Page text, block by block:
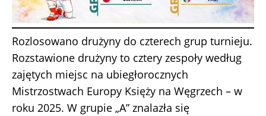
Rozlosowano drużyny do czterech grup turnieju.
Rozstawione drużyny to cztery zespoły według
zajętych miejsc na ubiegłorocznych
Mistrzostwach Europy Księży na Węgrzech – w
roku 2025. W grupie „A” znalazła się